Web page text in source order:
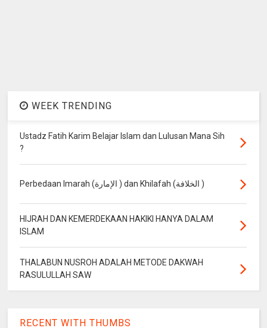
WEEK TRENDING
Ustadz Fatih Karim Belajar Islam dan Lulusan Mana Sih
?
Perbedaan Imarah (الإمارة ) dan Khilafah (الخلافة )
HIJRAH DAN KEMERDEKAAN HAKIKI HANYA DALAM
ISLAM
THALABUN NUSROH ADALAH METODE DAKWAH
RASULULLAH SAW
RECENT WITH THUMBS